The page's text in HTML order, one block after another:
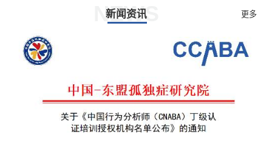
NEWS
新闻资讯 更多